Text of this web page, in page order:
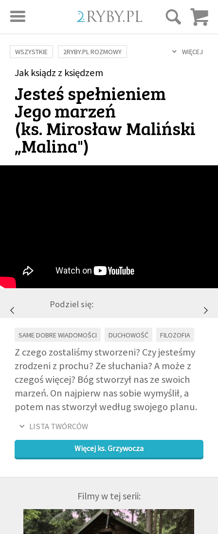
STRONA GŁÓWNA
SERIE FILMÓW
AUTORZY
BLOG
DRUŻYNA
WESPRZYJ NAS
PARTNERZY
NEWSLETTER
DLA MEDIÓW
WIĘCEJ
WSZYSTKIE 2RYBY.PL ROZMOWY
SAME DOBRE WIADOMOŚCI
SZTUKA ŻYCIA MIŁOŚĆ DUCHOWOŚĆ
BUDOWANIE WIĘZI RODZINA
KOBIETA MĘŻCZYZNA RELIGIE FILOZOFIA
KULTURA ŚWIĘCI
Jak ksiądz z księdzem
Jesteś spełnieniem
Jego marzeń
(ks. Mirosław Maliński
„Malina")
Podziel się:
SAME DOBRE WIADOMOŚCI DUCHOWOŚĆ FILOZOFIA
Z czego zostaliśmy stworzeni? Czy jesteśmy
zrodzeni z prochu? Ze słuchania? A może z
czegoś więcej? Bóg stworzył nas ze swoich
marzeń. On najpierw nas sobie wymyślił, a
potem nas stworzył według swojego planu.
LISTA TWÓRCÓW
Więcej ks. Grzywocza
Filmy w tej serii: